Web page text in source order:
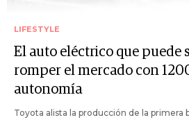
LIFESTYLE
El auto eléctrico que puede
romper el mercado con
autonomía
Toyota alista la producción de la primera